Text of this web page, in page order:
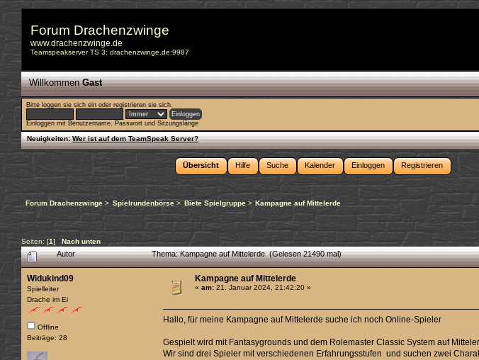
Forum Drachenzwinge
www.drachenzwinge.de
Teamspeakserver TS 3: drachenzwinge.de:9987
WillkommenGast
Bitte loggen sie sich ein oderregistrieren sie sich.
Einloggen mit Benutzername, Passwort und Sitzungslänge
Neuigkeiten: Wer ist auf dem TeamSpeak Server?
Übersicht Hilfe Suche Kalender Einloggen Registrieren
Forum Drachenzwinge > Spielrundenbörse> Biete Spielgruppe> Kampagne auf Mittelerde
Seiten: [1] Nach unten
Autor Thema: Kampagne auf Mittelerde (Gelesen 21490 mal)
Widukind09
Spielleiter
Drache im Ei
Offline
Beiträge: 28
Kampagne auf Mittelerde
«am: 21. Januar 2024, 21:42:20 »
Hallo, für meine Kampagne auf Mittelerde suche ich noch Online-Spieler
Gespielt wird mit Fantasygrounds und dem Rolemaster Classic System auf
Wir sind drei Spieler mit verschiedenen Erfahrungsstufen und suchen zwei